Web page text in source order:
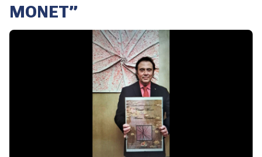
MONET”